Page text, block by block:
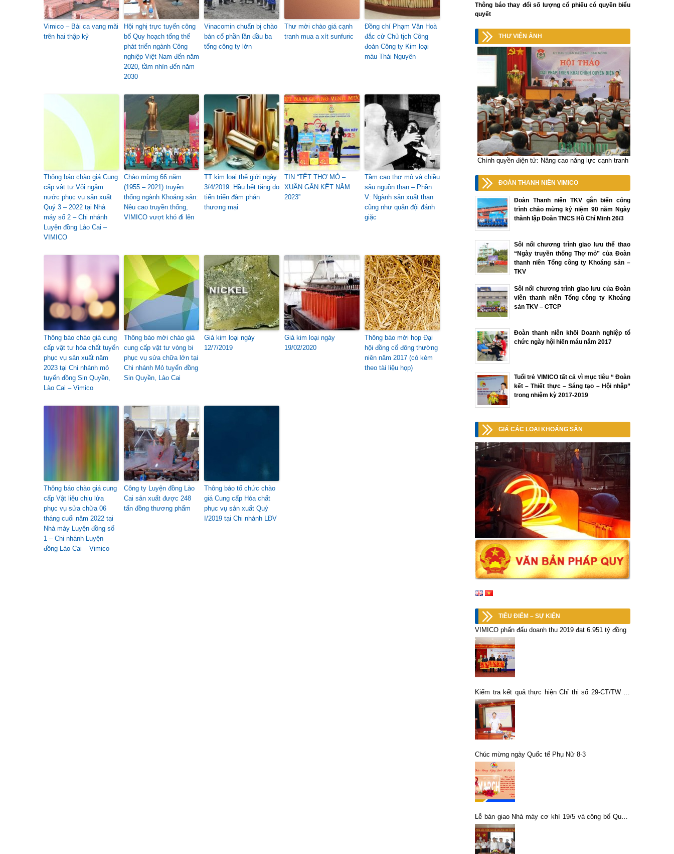
Vimico – Bài ca vang mãi
trên hai thập kỷ
Hội nghị trực tuyến công
bố Quy hoạch tổng thế
phát triển ngành Công
nghiệp Việt Nam đến năm
2020, tầm nhìn đến năm
2030
Vinacomin chuẩn bị chào
bán cổ phần lần đầu ba
tổng công ty lớn
Thư mời chào giá cạnh
tranh mua a xít sunfuric
Đồng chí Phạm Văn Hoà
đắc cử Chủ tịch Công
đoàn Công ty Kim loại
màu Thái Nguyên
Thông báo chào giá Cung
cấp vật tư Vôi ngậm
nước phục vụ sản xuất
Quý 3 – 2022 tại Nhà
máy số 2 – Chi nhánh
Luyện đồng Lào Cai –
VIMICO
Chào mừng 66 năm
(1955 – 2021) truyền
thống ngành Khoáng sản:
Nêu cao truyền thống,
VIMICO vượt khó đi lên
TT kim loại thế giới ngày
3/4/2019: Hầu hết tăng do
tiến triển đàm phán
thương mại
TIN “TẾT THỢ MỎ –
XUÂN GẮN KẾT NĂM
2023”
Tầm cao thợ mỏ và chiều
sâu nguồn than – Phần
V: Ngành sản xuất than
cũng như quân đội đánh
giặc
Thông báo chào giá cung
cấp vật tư hóa chất tuyển
phục vụ sản xuất năm
2023 tại Chi nhánh mỏ
tuyển đồng Sin Quyền,
Lào Cai – Vimico
Thông báo mời chào giá
cung cấp vật tư vòng bi
phục vụ sửa chữa lớn tại
Chi nhánh Mỏ tuyển đồng
Sin Quyền, Lào Cai
Giá kim loại ngày
12/7/2019
Giá kim loại ngày
19/02/2020
Thông báo mời họp Đại
hội đồng cổ đông thường
niên năm 2017 (có kèm
theo tài liệu họp)
Thông báo chào giá cung
cấp Vật liệu chịu lửa
phục vụ sửa chữa 06
tháng cuối năm 2022 tại
Nhà máy Luyện đồng số
1 – Chi nhánh Luyện
đồng Lào Cai – Vimico
Công ty Luyện đồng Lào
Cai sản xuất được 248
tấn đồng thương phẩm
Thông báo tổ chức chào
giá Cung cấp Hóa chất
phục vụ sản xuất Quý
I/2019 tại Chi nhánh LĐV
Thông báo thay đổi số lượng cổ phiếu có quyền biểu
quyết
THƯ VIỆN ẢNH
Chính quyền điện tử: Nâng cao năng lực cạnh tranh
ĐOÀN THANH NIÊN VIMICO
Đoàn Thanh niên TKV gắn biển công
trình chào mừng kỷ niệm 90 năm Ngày
thành lập Đoàn TNCS Hồ Chí Minh 26/3
Sôi nổi chương trình giao lưu thể thao
“Ngày truyền thống Thợ mỏ” của Đoàn
thanh niên Tổng công ty Khoáng sản –
TKV
Sôi nổi chương trình giao lưu của Đoàn
viên thanh niên Tổng công ty Khoáng
sản TKV – CTCP
Đoàn thanh niên khối Doanh nghiệp tổ
chức ngày hội hiến máu năm 2017
Tuổi trẻ VIMICO tất cả vì mục tiêu “ Đoàn
kết – Thiết thực – Sáng tạo – Hội nhập”
trong nhiệm kỳ 2017-2019
GIÁ CÁC LOẠI KHOÁNG SẢN
TIÊU ĐIỂM – SỰ KIỆN
VIMICO phấn đấu doanh thu 2019 đạt 6.951 tỷ đồng
Kiểm tra kết quả thực hiện Chỉ thị số 29-CT/TW tại
Tổng công ty Khoáng sản – TKV
Chúc mừng ngày Quốc tế Phụ Nữ 8-3
Lễ bàn giao Nhà máy cơ khí 19/5 và công bố Quyết
định thành lập Xưởng cơ khí 19/5